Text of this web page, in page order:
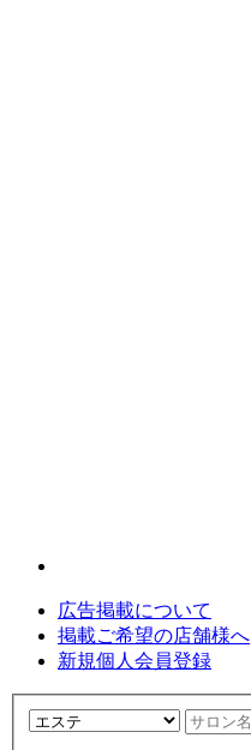
広告掲載について
掲載ご希望の店舗様へ
新規個人会員登録